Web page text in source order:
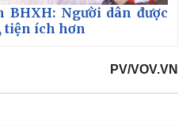
Quân sự - Quốc phòng
BHXH: Người dân được
tiện ích hơn
PV/VOV.VN